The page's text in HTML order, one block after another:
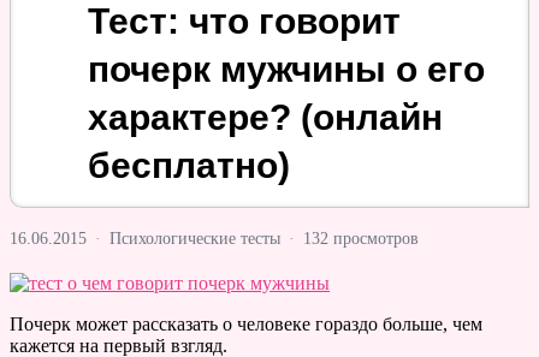
Тест: что говорит
почерк мужчины о его
характере? (онлайн
бесплатно)
16.06.2015 · Психологические тесты · 132 просмотров
Почерк может рассказать о человеке гораздо больше, чем
кажется на первый взгляд.